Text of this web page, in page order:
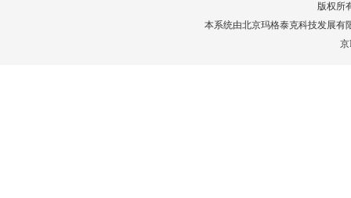
版权所
本系统由北京玛格泰克科技发展有
京